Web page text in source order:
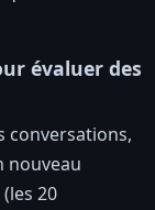
évaluer des
conversations,
nouveau
20